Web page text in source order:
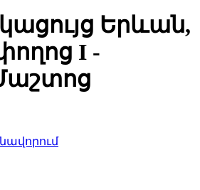
Երևան,
I -